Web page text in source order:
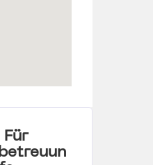
Für